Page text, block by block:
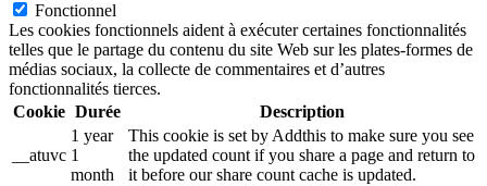
Fonctionnel
Les cookies fonctionnels aident à exécuter certaines fonctionnalités
telles que le partage du contenu du site Web sur les plates-formes de
médias sociaux, la collecte de commentaires et d’autres
fonctionnalités tierces.
Cookie Durée Description
__atuvc
1 year
1
month
This cookie is set by Addthis to make sure you see
the updated count if you share a page and return to
it before our share count cache is updated.